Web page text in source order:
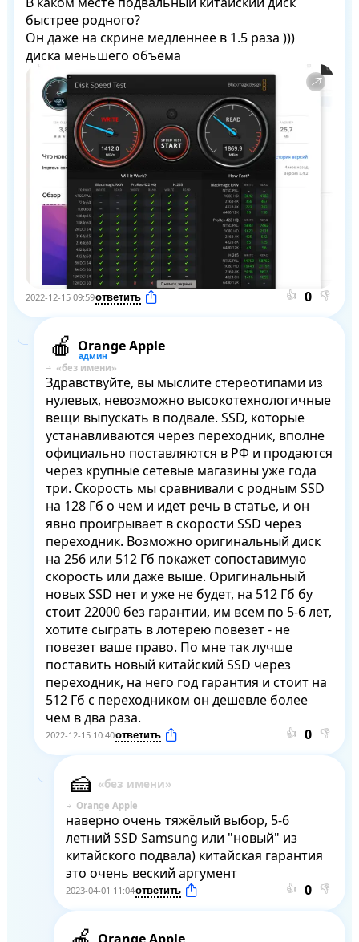
быстрее родного?
Он даже на скрине медленнее в 1.5 раза )))
диска меньшего объёма
2022-12-15 09:59 👍 👎
Orange Apple
Здравствуйте, вы мыслите стереотипами из
нулевых, невозможно высокотехнологичные
вещи выпускать в подвале. SSD, которые
устанавливаются через переходник, вполне
официально поставляются в РФ и продаются
через крупные сетевые магазины уже года
три. Скорость мы сравнивали с родным SSD
на 128 Гб о чем и идет речь в статье, и он
явно проигрывает в скорости SSD через
переходник. Возможно оригинальный диск
на 256 или 512 Гб покажет сопоставимую
скорость или даже выше. Оригинальный
новых SSD нет и уже не будет, на 512 Гб бу
стоит 22000 без гарантии, им всем по 5-6 лет,
хотите сыграть в лотерею повезет - не
повезет ваше право. По мне так лучше
поставить новый китайский SSD через
переходник, на него год гарантия и стоит на
512 Гб с переходником он дешевле более
чем в два раза.
2022-12-15 10:40 👍 👎
Orange Apple
наверно очень тяжёлый выбор, 5-6
летний SSD Samsung или "новый" из
китайского подвала) китайская гарантия
это очень веский аргумент
2023-04-01 11:04 👍 👎